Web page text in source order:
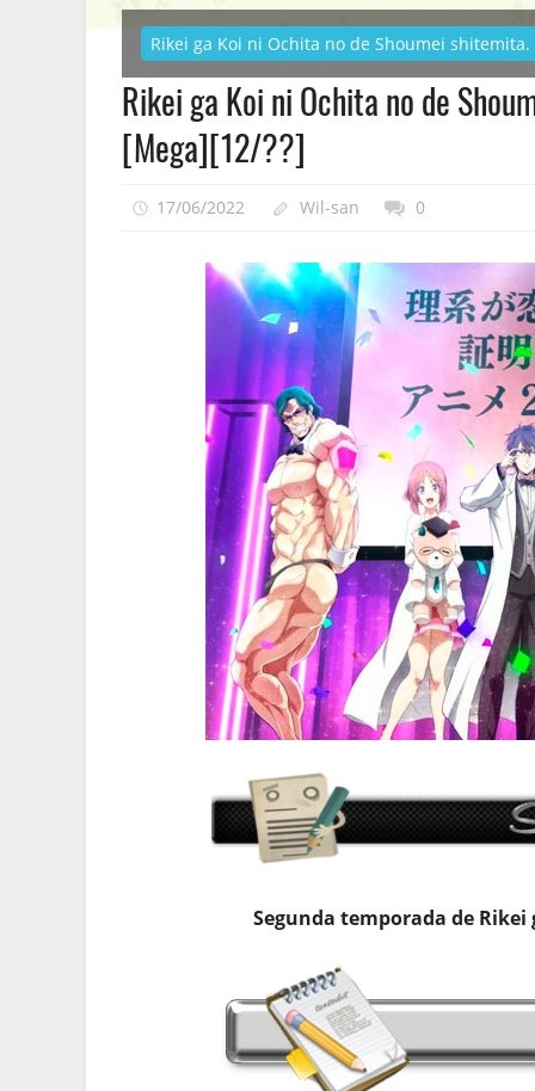
Rikei ga Koi ni Ochita no de Shoumei shitemita.
Rikei ga Koi ni Ochita no de
[Mega][12/??]
17/06/2022 Wil-san 0
Segunda temporada de